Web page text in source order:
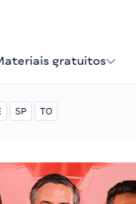
gratuitos
SP TO